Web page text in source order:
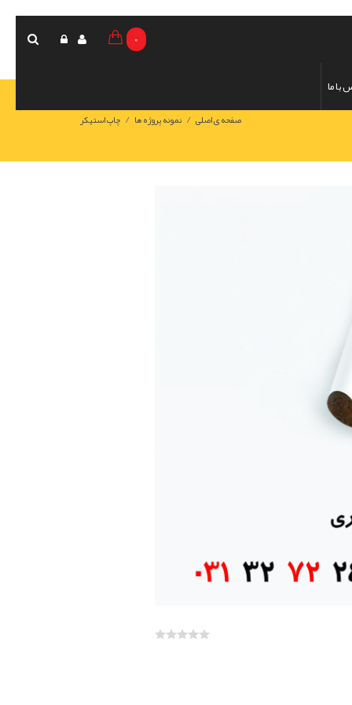
با ما
0
صفحه ی اصلی / نمونه پروژه ها / چاپ استیکر